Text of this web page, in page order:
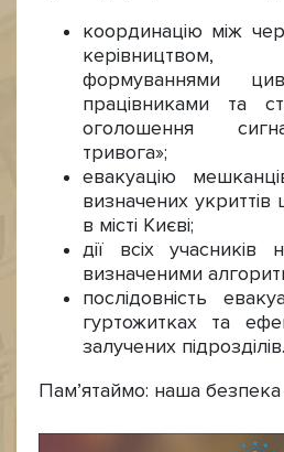
координацію між
формуваннями
працівниками та
оголошення
тривога»;
евакуацію
визначених укриттів
в місті Києві;
дії всіх учасників
визначеними
послідовність
гуртожитках та
залучених підрозділів.
Пам’ятаймо: наша